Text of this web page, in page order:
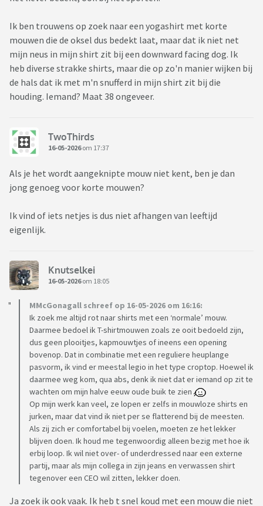
Ik ben trouwens op zoek naar een yogashirt met korte
mouwen die de oksel dus bedekt laat, maar dat ik niet net
mijn neus in mijn shirt zit bij een downward facing dog. Ik
heb diverse strakke shirts, maar die op zo'n manier wijken bij
de hals dat ik met m'n snufferd in mijn shirt zit bij die
houding. Iemand? Maat 38 ongeveer.
TwoThirds
16-05-2026om 17:37
Als je het wordt aangeknipte mouw niet kent, ben je dan
jong genoeg voor korte mouwen?
Ik vind of iets netjes is dus niet afhangen van leeftijd
eigenlijk.
Knutselkei
16-05-2026om 18:05
MMcGonagall schreef op 16-05-2026 om 16:16:
Ik zoek me altijd rot naar shirts met een ‘normale’ mouw.
Daarmee bedoel ik T-shirtmouwen zoals ze ooit bedoeld zijn,
dus geen plooitjes, kapmouwtjes of ineens een opening
bovenop. Dat in combinatie met een reguliere heuplange
pasvorm, ik vind er meestal legio in het type croptop. Hoewel ik
daarmee weg kom, qua abs, denk ik niet dat er iemand op zit te
wachten om mijn halve eeuw oude buik te zien
Op mijn werk kan veel, ze lopen er zelfs in mouwloze shirts en
jurken, maar dat vind ik niet per se flatterend bij de meesten.
Als zij zich er comfortabel bij voelen, moeten ze het lekker
blijven doen. Ik houd me tegenwoordig alleen bezig met hoe ik
erbij loop. Ik wil niet over- of underdressed naar een externe
partij, maar als mijn collega in zijn jeans en verwassen shirt
tegenover een CEO wil zitten, lekker doen.
Ja zoek ik ook vaak. Ik heb t snel koud met een mouw die niet